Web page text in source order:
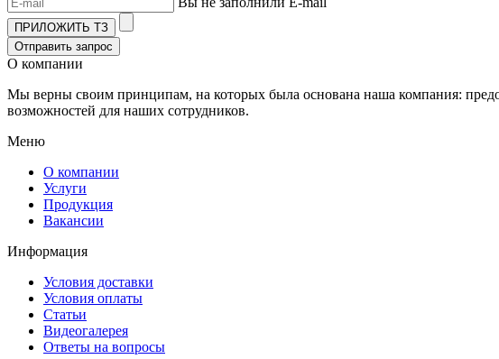
ПРИЛОЖИТЬ ТЗ
Отправить запрос
О компании
Мы верны своим принципам, на которых была основана наша компания:
возможностей для наших сотрудников.
Меню
О компании
Услуги
Продукция
Вакансии
Информация
Условия доставки
Условия оплаты
Статьи
Видеогалерея
Ответы на вопросы